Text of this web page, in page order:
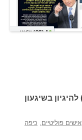
בשיגעון
אישים פוליטיים
כיפה